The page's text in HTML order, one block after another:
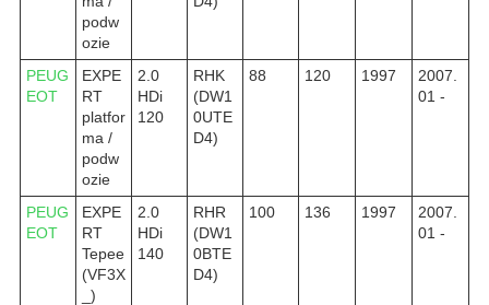
podw
ozie
PEUG
EOT
EXPE
RT
platfor
ma /
podw
ozie
2.0
HDi
120
RHK
(DW1
0UTE
D4)
88 120 1997
2007.
01 -
PEUG
EOT
EXPE
RT
Tepee
(VF3X
_)
2.0
HDi
140
RHR
(DW1
0BTE
D4)
100 136 1997
2007.
01 -